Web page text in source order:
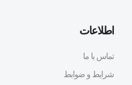
اطلاعات
تماس با ما
شرایط و ضوابط